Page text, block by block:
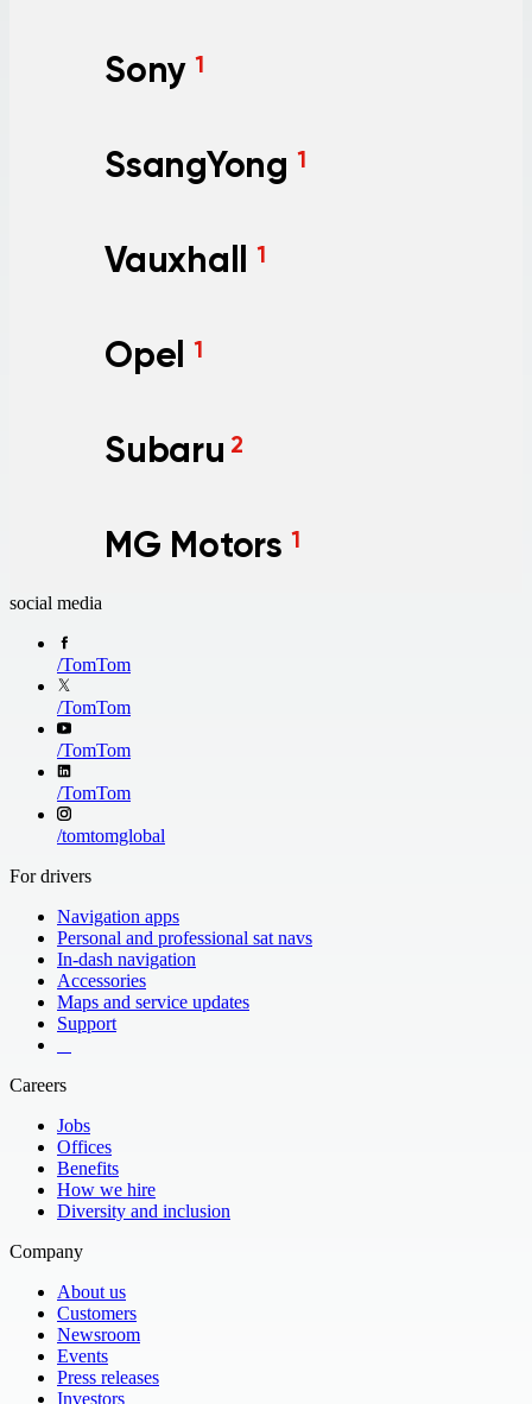
Sony 1
SsangYong 1
Vauxhall 1
Opel 1
Subaru 2
MG Motors 1
social media
/TomTom
/TomTom
/TomTom
/TomTom
/tomtomglobal
For drivers
Navigation apps
Personal and professional sat navs
In-dash navigation
Accessories
Maps and service updates
Support
Careers
Jobs
Offices
Benefits
How we hire
Diversity and inclusion
Company
About us
Customers
Newsroom
Events
Press releases
Investors